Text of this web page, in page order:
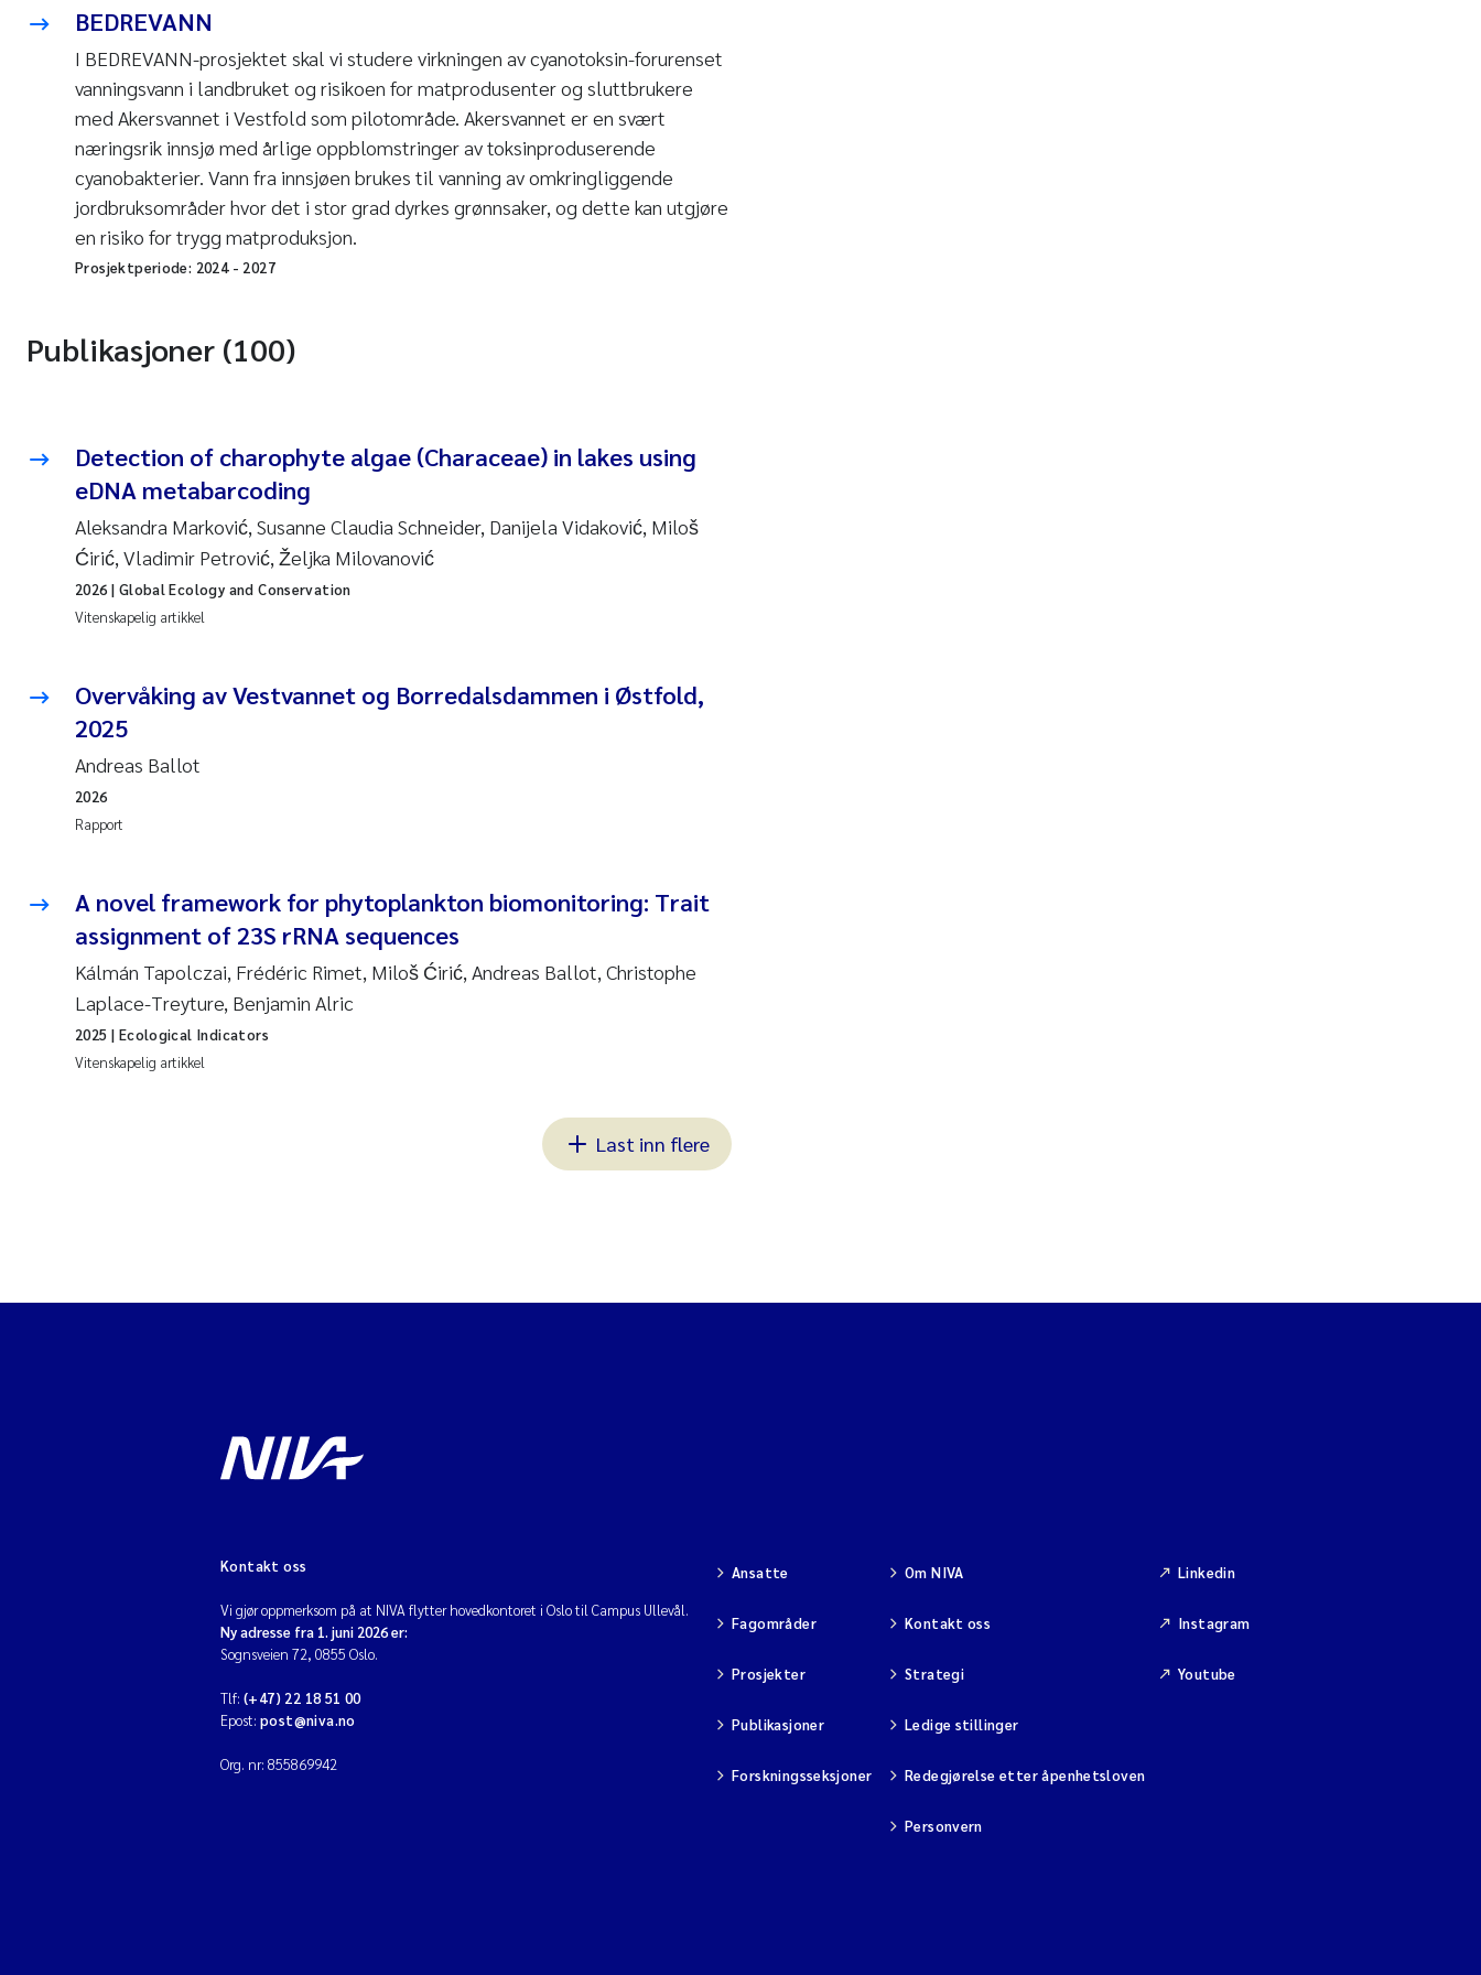
BEDREVANN
I BEDREVANN-prosjektet skal vi studere virkningen av cyanotoksin-forurenset
vanningsvann i landbruket og risikoen for matprodusenter og sluttbrukere
med Akersvannet i Vestfold som pilotområde. Akersvannet er en svært
næringsrik innsjø med årlige oppblomstringer av toksinproduserende
cyanobakterier. Vann fra innsjøen brukes til vanning av omkringliggende
jordbruksområder hvor det i stor grad dyrkes grønnsaker, og dette kan utgjøre
en risiko for trygg matproduksjon.
Prosjektperiode: 2024- 2027
Publikasjoner (100)
Detection of charophyte algae (Characeae) in lakes using
eDNA metabarcoding
Aleksandra Marković, Susanne Claudia Schneider, Danijela Vidaković, Miloš
Ćirić, Vladimir Petrović, Željka Milovanović
Vitenskapelig artikkel
2026 | Global Ecology and Conservation
Overvåking av Vestvannet og Borredalsdammen i Østfold,
2025
Andreas Ballot
Rapport
2026
A novel framework for phytoplankton biomonitoring: Trait
assignment of 23S rRNA sequences
Kálmán Tapolczai, Frédéric Rimet, Miloš Ćirić, Andreas Ballot, Christophe
Laplace-Treyture, Benjamin Alric
Vitenskapelig artikkel
2025 | Ecological Indicators
Last inn flere
Kontakt oss
Vi gjør oppmerksom på at NIVA flytter hovedkontoret i Oslo til Campus Ullevål.
Ny adresse fra 1. juni 2026 er:
Sognsveien 72, 0855 Oslo.
Tlf: (+47) 22 18 51 00
Epost: post@niva.no
Org. nr: 855869942
Ansatte
Fagområder
Prosjekter
Publikasjoner
Forskningsseksjoner
Om NIVA
Kontakt oss
Strategi
Ledige stillinger
Redegjørelse etter åpenhetsloven
Personvern
Linkedin
Instagram
Youtube